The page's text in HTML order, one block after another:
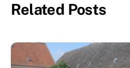
Related Posts